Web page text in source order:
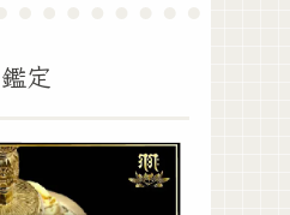
定